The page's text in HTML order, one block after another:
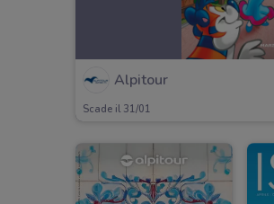
Alpitour
Scade il 31/01